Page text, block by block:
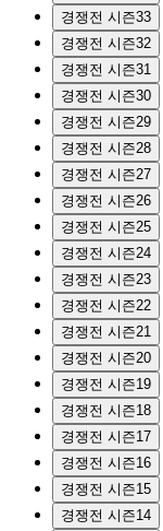
경쟁전 시즌33
경쟁전 시즌32
경쟁전 시즌31
경쟁전 시즌30
경쟁전 시즌29
경쟁전 시즌28
경쟁전 시즌27
경쟁전 시즌26
경쟁전 시즌25
경쟁전 시즌24
경쟁전 시즌23
경쟁전 시즌22
경쟁전 시즌21
경쟁전 시즌20
경쟁전 시즌19
경쟁전 시즌18
경쟁전 시즌17
경쟁전 시즌16
경쟁전 시즌15
경쟁전 시즌14